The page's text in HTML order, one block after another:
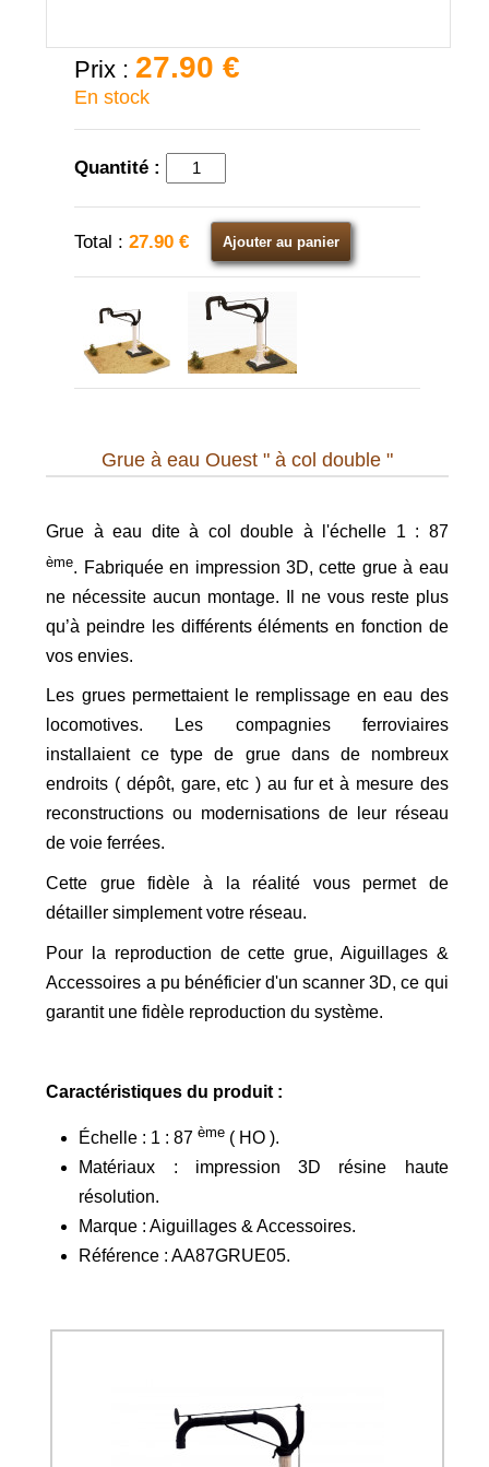
Prix : 27.90 €
En stock
Quantité :
Total :27.90 € Ajouter au panier
Grue à eau Ouest " à col double "
Grue à eau dite à col double à l'échelle 1 : 87
ème. Fabriquée en impression 3D, cette grue à eau
ne nécessite aucun montage. Il ne vous reste plus
qu’à peindre les différents éléments en fonction de
vos envies.
Les grues permettaient le remplissage en eau des
locomotives. Les compagnies ferroviaires
installaient ce type de grue dans de nombreux
endroits ( dépôt, gare, etc ) au fur et à mesure des
reconstructions ou modernisations de leur réseau
de voie ferrées.
Cette grue fidèle à la réalité vous permet de
détailler simplement votre réseau.
Pour la reproduction de cette grue, Aiguillages &
Accessoires a pu bénéficier d'un scanner 3D, ce qui
garantit une fidèle reproduction du système.
Caractéristiques du produit :
Échelle : 1 : 87ème ( HO ).
Matériaux : impression 3D résine haute
résolution.
Marque : Aiguillages & Accessoires.
Référence : AA87GRUE05.